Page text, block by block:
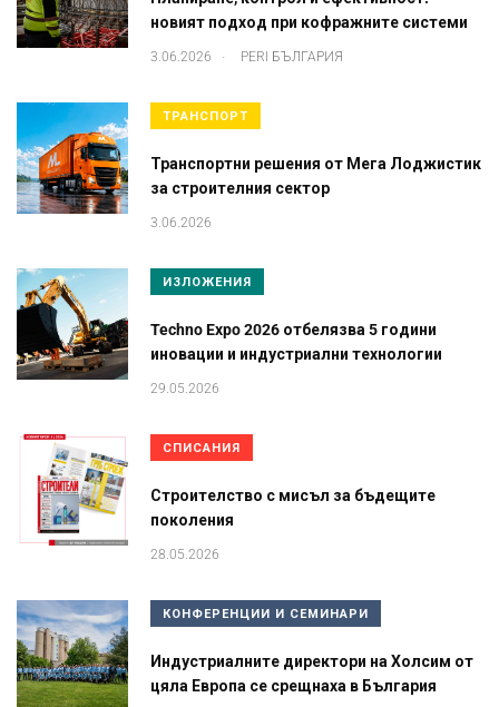
новият подход при кофражните системи
3.06.2026 . PERI БЪЛГАРИЯ
ТРАНСПОРТ
Транспортни решения от Мега Лоджистик
за строителния сектор
3.06.2026
ИЗЛОЖЕНИЯ
Techno Expo 2026 отбелязва 5 години
иновации и индустриални технологии
29.05.2026
СПИСАНИЯ
Строителство с мисъл за бъдещите
поколения
28.05.2026
КОНФЕРЕНЦИИ И СЕМИНАРИ
Индустриалните директори на Холсим от
цяла Европа се срещнаха в България